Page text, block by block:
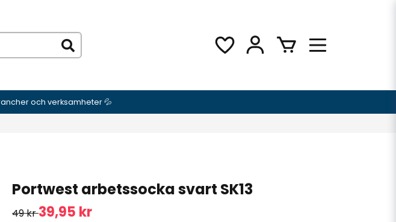
och verksamheter 💦
Portwest arbetssocka svart SK13
49 kr39,95 kr